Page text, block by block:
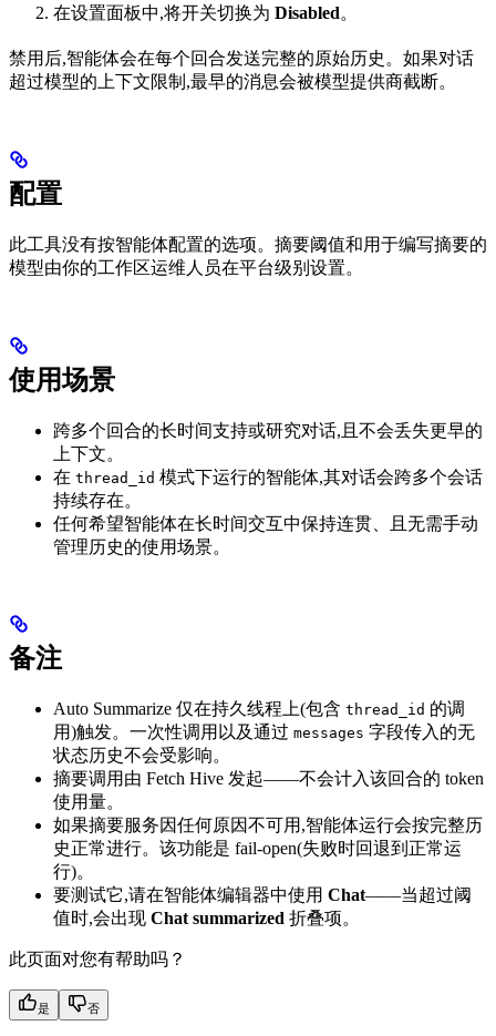
在设置面板中,将开关切换为 Disabled。
禁用后,智能体会在每个回合发送完整的原始历史。如果对话
超过模型的上下文限制,最早的消息会被模型提供商截断。
配置
此工具没有按智能体配置的选项。摘要阈值和用于编写摘要的
模型由你的工作区运维人员在平台级别设置。
使用场景
跨多个回合的长时间支持或研究对话,且不会丢失更早的
上下文。
在 thread_id 模式下运行的智能体,其对话会跨多个会话
持续存在。
任何希望智能体在长时间交互中保持连贯、且无需手动
管理历史的使用场景。
备注
Auto Summarize 仅在持久线程上(包含 thread_id 的调
用)触发。一次性调用以及通过 messages 字段传入的无
状态历史不会受影响。
摘要调用由 Fetch Hive 发起——不会计入该回合的 token
使用量。
如果摘要服务因任何原因不可用,智能体运行会按完整历
史正常进行。该功能是 fail-open(失败时回退到正常运
行)。
要测试它,请在智能体编辑器中使用 Chat——当超过阈
值时,会出现 Chat summarized 折叠项。
此页面对您有帮助吗？
是 否